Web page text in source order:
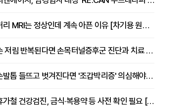
허리 MRI는 정상인데 계속 아픈 이유 [차기용 원장 칼럼]
손 저림 반복된다면 손목터널증후군 진단과 치료 시기 살펴야 [김동현 원장 칼럼]
손발톱 들뜨고 벗겨진다면 '조갑박리증' 의심해야 [김철윤 원장 칼럼]
휴가철 건강검진, 금식·복용약 등 사전 확인 필요 [정도감 원장 칼럼]